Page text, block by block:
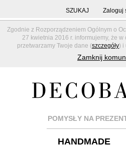
Zgodnie z Rozporządzeniem Ogólnym o
27 kwietnia 2016 r. informujemy, że w
przetwarzamy Twoje dane (szczegóły) i
Zamknij
SZUKAJ Zaloguj
POMYSŁY NA
HANDMADE